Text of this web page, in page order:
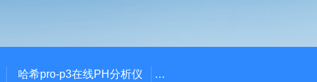
哈希pro-p3在线PH分析仪 哈希在线PH计电极PD1R1